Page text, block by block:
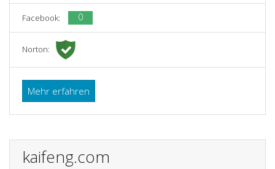
Facebook: 0
Norton:
Mehr erfahren
kaifeng.com